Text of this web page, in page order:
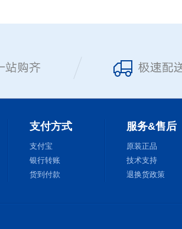
支付方式
支付宝
银行转账
货到付款
服务&售后
原装正品
技术支持
退换货政策